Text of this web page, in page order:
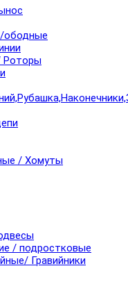
ободные
Роторы
/ Хомуты
/ подростковые
Гравийники